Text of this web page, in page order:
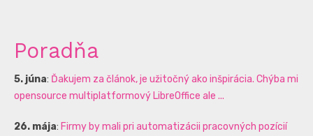
Poradňa
5. júna: Ďakujem za článok, je užitočný ako inšpirácia. Chýba mi
opensource multiplatformový LibreOffice ale ...
26. mája: Firmy by mali pri automatizácii pracovných pozícií